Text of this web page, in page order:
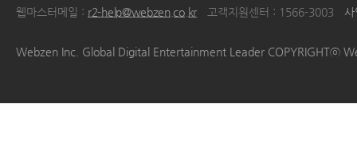
웹마스터메일 : r2-help@webzen.co.kr 고객지원센터 : 1566-3003
Webzen Inc. Global Digital Entertainment Leader COPYRIGHTⓒ